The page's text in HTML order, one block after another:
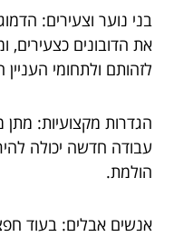
בני נוער וצעירים:
את הדובונים כצעירים,
לזהותם ולתחומי
הגדרות מקצועיות: מתן
עבודה חדשה יכולה
הולמת.
אנשים אבלים: בעוד